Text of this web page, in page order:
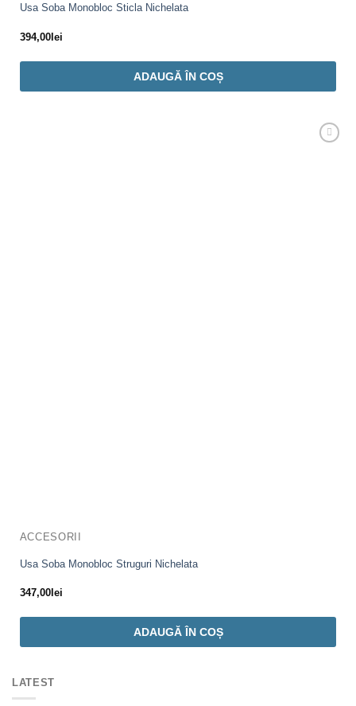
Usa Soba Monobloc Sticla Nichelata
394,00lei
ADAUGĂ ÎN COȘ
ACCESORII
Usa Soba Monobloc Struguri Nichelata
347,00lei
ADAUGĂ ÎN COȘ
LATEST